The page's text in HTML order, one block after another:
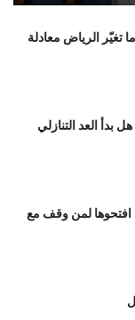
تغيّر الرياض معادلة
بدأ العد التنازلي
افتحوها لمن وقف مع